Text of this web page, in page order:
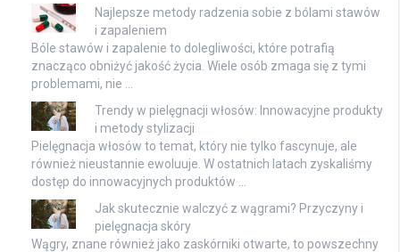
Najlepsze metody radzenia sobie z bólami stawów
i zapaleniem
Bóle stawów i zapalenie to dolegliwości, które potrafią
znacząco obniżyć jakość życia. Wiele osób zmaga się z tymi
problemami, nie …
Trendy w pielęgnacji włosów: Innowacyjne produkty
i metody stylizacji
Pielęgnacja włosów to temat, który nie tylko fascynuje, ale
również nieustannie ewoluuje. W ostatnich latach zyskaliśmy
dostęp do innowacyjnych produktów …
Jak skutecznie walczyć z wągrami? Przyczyny i
pielęgnacja skóry
Wągry, znane również jako zaskórniki otwarte, to powszechny